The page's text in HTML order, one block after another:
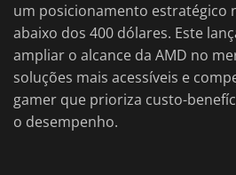
um posicionamento estratégico
abaixo dos 400 dólares. Este
ampliar o alcance da AMD no
soluções mais acessíveis e
gamer que prioriza custo-
o desempenho.